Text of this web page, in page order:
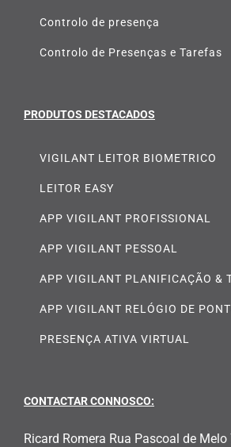
Controlo de presença
Controlo de Presenças e Tarefas
PRODUTOS DESTACADOS
VIGILANT LEITOR BIOMETRICO
LEITOR EASY
APP VIGILANT PROFISSIONAL
APP VIGILANT PESSOAL
APP VIGILANT PLANIFICAÇÃO &
APP VIGILANT RELÓGIO DE
PRESENÇA ATIVA VIRTUAL
CONTACTAR CONNOSCO:
Ricard Romera Rua Pascoal de